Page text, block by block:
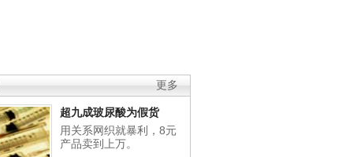
更多
超九成玻尿酸为假货
用关系网织就暴利，8元
产品卖到上万。